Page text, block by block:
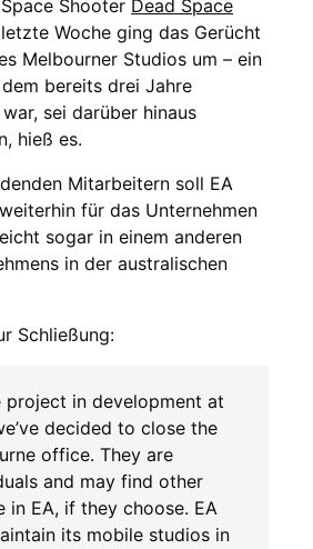
Shooter Dead Space
Woche ging das Gerücht
Melbourner Studios um – ein
bereits drei Jahre
sei darüber hinaus
hieß es.
Mitarbeitern soll EA
für das Unternehmen
sogar in einem anderen
in der australischen
Schließung:
project in development at
decided to close the
office. They are
and may find other
in EA, if they choose. EA
its mobile studios in